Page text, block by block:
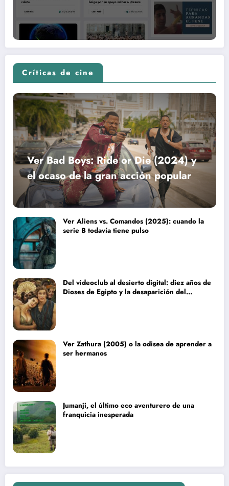
Críticas de cine
Ver Bad Boys: Ride or Die (2024) y
el ocaso de la gran acción popular
Ver Aliens vs. Comandos (2025): cuando la
serie B todavía tiene pulso
Del videoclub al desierto digital: diez años de
Dioses de Egipto y la desaparición del
Ver Zathura (2005) o la odisea de aprender a
ser hermanos
Jumanji, el último eco aventurero de una
franquicia inesperada